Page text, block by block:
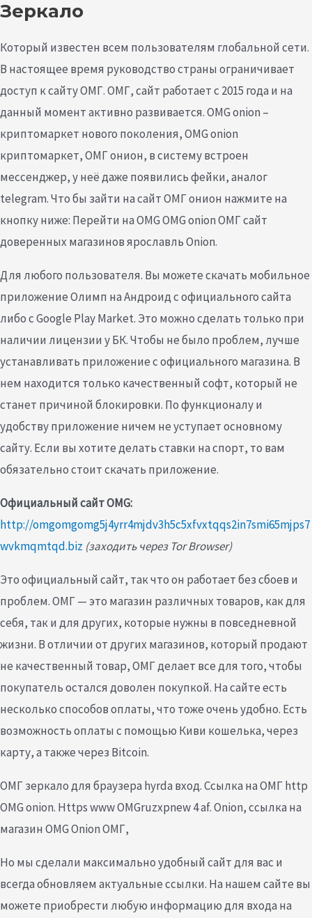
Зеркало
Который известен всем пользователям глобальной сети.
В настоящее время руководство страны ограничивает
доступ к сайту ОМГ. ОМГ, сайт работает с 2015 года и на
данный момент активно развивается. OMG onion –
криптомаркет нового поколения, OMG onion
криптомаркет, ОМГ онион, в систему встроен
мессенджер, у неё даже появились фейки, аналог
telegram. Что бы зайти на сайт ОМГ онион нажмите на
кнопку ниже: Перейти на OMG OMG onion ОМГ сайт
доверенных магазинов ярославль Onion.
Для любого пользователя. Вы можете скачать мобильное
приложение Олимп на Андроид с официального сайта
либо с Google Play Market. Это можно сделать только при
наличии лицензии у БК. Чтобы не было проблем, лучше
устанавливать приложение с официального магазина. В
нем находится только качественный софт, который не
станет причиной блокировки. По функционалу и
удобству приложение ничем не уступает основному
сайту. Если вы хотите делать ставки на спорт, то вам
обязательно стоит скачать приложение.
Официальный сайт OMG:
http://omgomgomg5j4yrr4mjdv3h5c5xfvxtqqs2in7smi65mjps7
wvkmqmtqd.biz (заходить через Tor Browser)
Это официальный сайт, так что он работает без сбоев и
проблем. ОМГ — это магазин различных товаров, как для
себя, так и для других, которые нужны в повседневной
жизни. В отличии от других магазинов, который продают
не качественный товар, ОМГ делает все для того, чтобы
покупатель остался доволен покупкой. На сайте есть
несколько способов оплаты, что тоже очень удобно. Есть
возможность оплаты с помощью Киви кошелька, через
карту, а также через Bitcoin.
ОМГ зеркало для браузера hyrda вход. Ссылка на ОМГ http
OMG onion. Https www OMGruzxpnew 4 af. Onion, ссылка на
магазин OMG Onion ОМГ,
Но мы сделали максимально удобный сайт для вас и
всегда обновляем актуальные ссылки. На нашем сайте вы
можете приобрести любую информацию для входа на